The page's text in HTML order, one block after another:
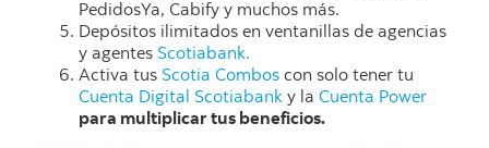
PedidosYa, Cabify y muchos más.
Depósitos ilimitados en ventanillas de agencias
y agentes Scotiabank.
Activa tus Scotia Combos con solo tener tu
Cuenta Digital Scotiabank y la Cuenta Power
para multiplicar tus beneficios.